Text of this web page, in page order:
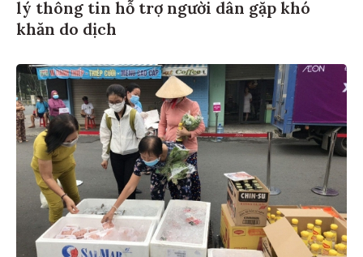
lý thông tin hỗ trợ người dân gặp khó
khăn do dịch